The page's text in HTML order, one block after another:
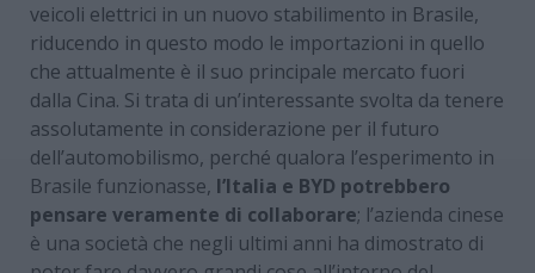
veicoli elettrici in un nuovo stabilimento in Brasile,
riducendo in questo modo le importazioni in quello
che attualmente è il suo principale mercato fuori
dalla Cina. Si trata di un’interessante svolta da tenere
assolutamente in considerazione per il futuro
dell’automobilismo, perché qualora l’esperimento in
Brasile funzionasse, l’Italia e BYD potrebbero
pensare veramente di collaborare; l’azienda cinese
è una società che negli ultimi anni ha dimostrato di